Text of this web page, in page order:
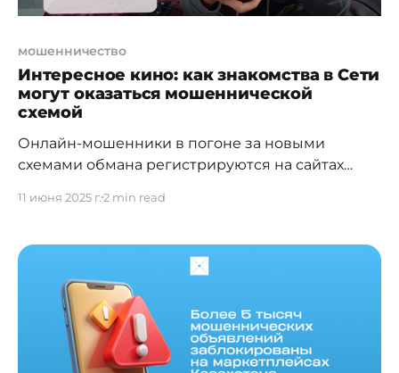
мошенничество
Интересное кино: как знакомства в Сети
могут оказаться мошеннической
схемой
Онлайн-мошенники в погоне за новыми
схемами обмана регистрируются на сайтах
девушками или брутальными парнями и
Рассказываем, как работает схема и как
вовремя ее распознать. Можно ли отличить
мошенника на сайте знакомств сразу? Скорее
всего нет. Они создают привлекательные
профили и
11 июня 2025 г.2 min read